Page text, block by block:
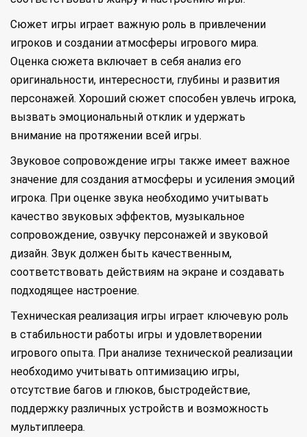
Сюжет игры играет важную роль в привлечении
игроков и создании атмосферы игрового мира.
Оценка сюжета включает в себя анализ его
оригинальности, интересности, глубины и развития
персонажей. Хороший сюжет способен увлечь игрока,
вызвать эмоциональный отклик и удержать
внимание на протяжении всей игры.
Звуковое сопровождение игры также имеет важное
значение для создания атмосферы и усиления эмоций
игрока. При оценке звука необходимо учитывать
качество звуковых эффектов, музыкальное
сопровождение, озвучку персонажей и звуковой
дизайн. Звук должен быть качественным,
соответствовать действиям на экране и создавать
подходящее настроение.
Техническая реализация игры играет ключевую роль
в стабильности работы игры и удовлетворении
игрового опыта. При анализе технической реализации
необходимо учитывать оптимизацию игры,
отсутствие багов и глюков, быстродействие,
поддержку различных устройств и возможность
мультиплеера.